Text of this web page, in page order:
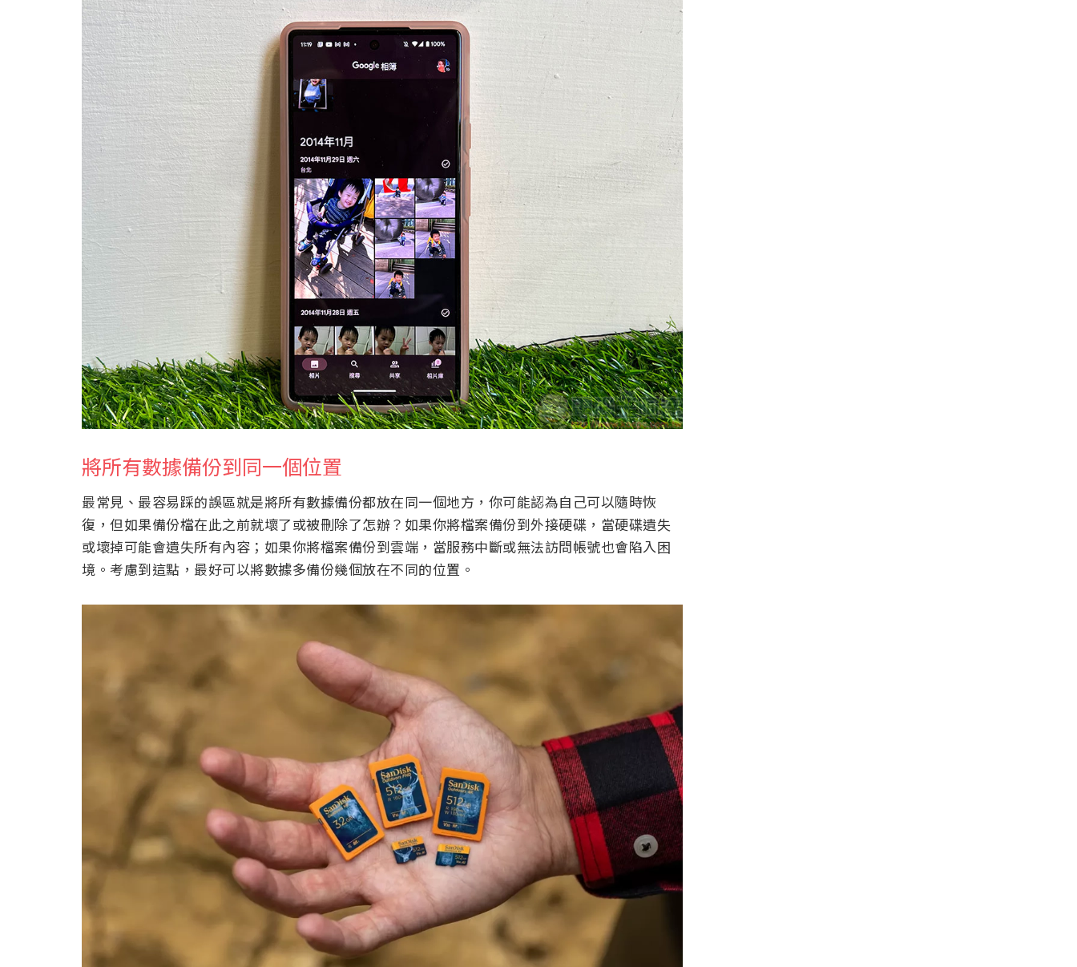
將所有數據備份到同一個位置
最常見、最容易踩的誤區就是將所有數據備份都放在同一個地方，你可能認為自己可以隨時恢
復，但如果備份檔在此之前就壞了或被刪除了怎辦？如果你將檔案備份到外接硬碟，當硬碟遺失
或壞掉可能會遺失所有內容；如果你將檔案備份到雲端，當服務中斷或無法訪問帳號也會陷入困
境。考慮到這點，最好可以將數據多備份幾個放在不同的位置。